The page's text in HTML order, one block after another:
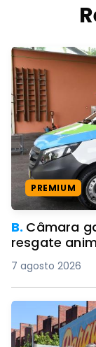
PREMIUM
B. Câmara
resgate
7 agosto 2026